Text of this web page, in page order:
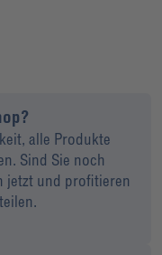
alle Produkte
Sind Sie noch
jetzt und profitieren